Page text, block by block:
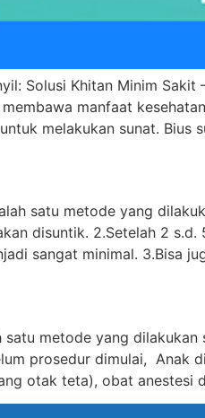
Solusi Khitan Minim
manfaat
melakukan sunat. Bius
satu metode yang
disuntik. 2.Setelah 2
sangat minimal. 3.Bisa
satu metode yang
prosedur dimulai, Anak
otak teta), obat